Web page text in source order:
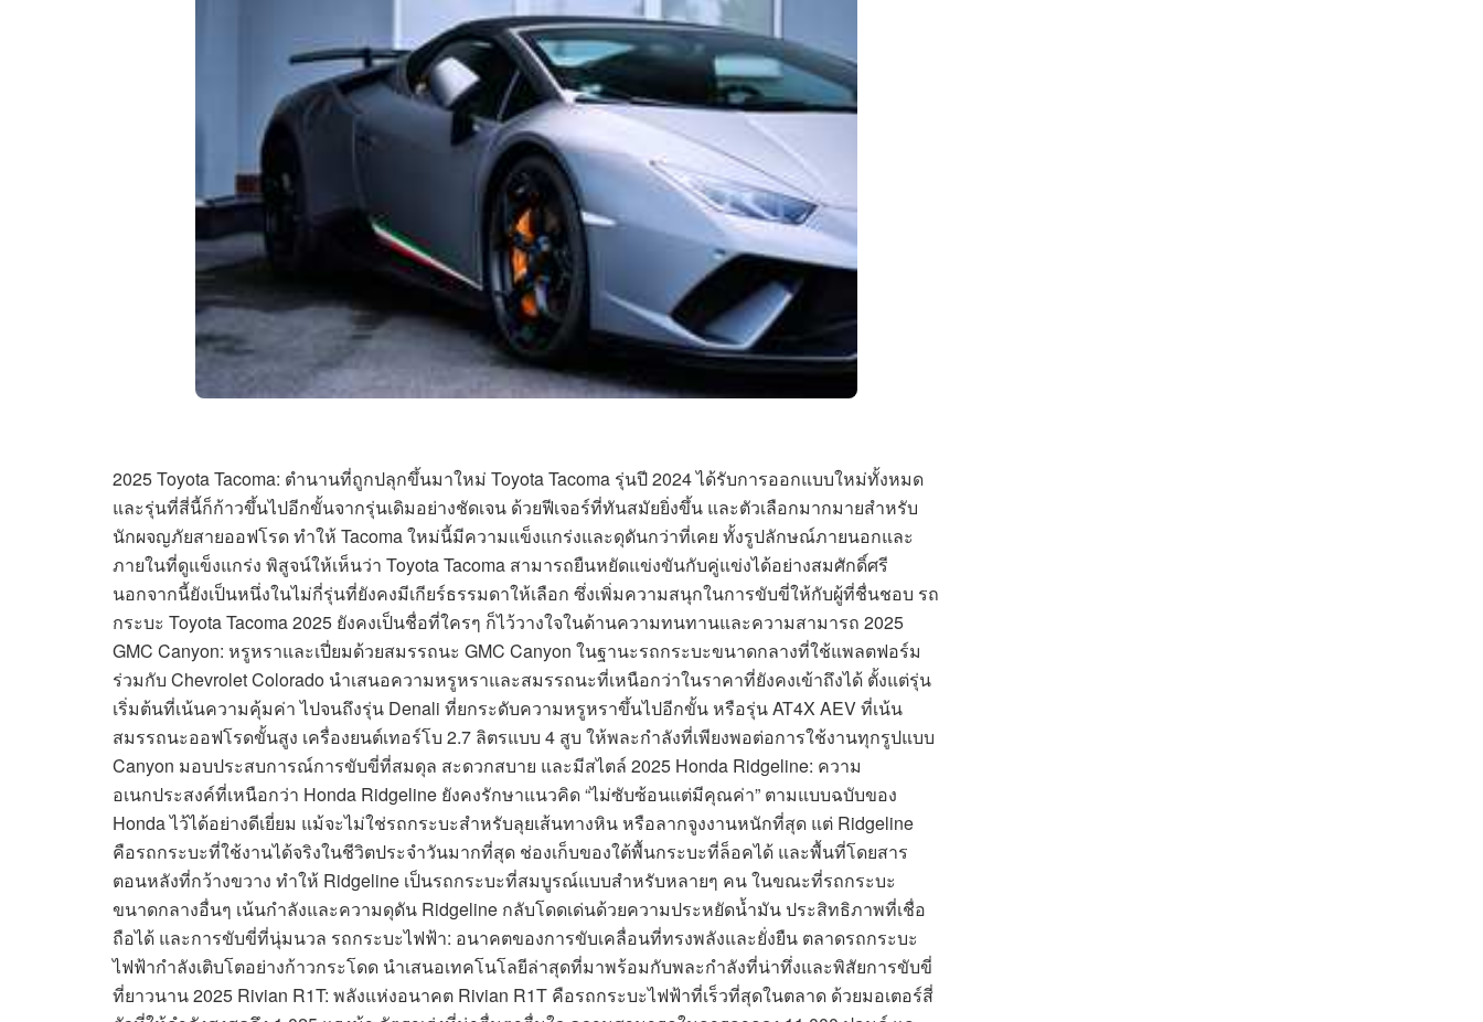
2025 Toyota Tacoma: ตำนานที่ถูกปลุกขึ้นมาใหม่ Toyota Tacoma รุ่นปี 2024 ได้รับการออกแบบใหม่ทั้งหมด
และรุ่นที่สี่นี้ก็ก้าวขึ้นไปอีกขั้นจากรุ่นเดิมอย่างชัดเจน ด้วยฟีเจอร์ที่ทันสมัยยิ่งขึ้น และตัวเลือกมากมายสำหรับ
นักผจญภัยสายออฟโรด ทำให้ Tacoma ใหม่นี้มีความแข็งแกร่งและดุดันกว่าที่เคย ทั้งรูปลักษณ์ภายนอกและ
ภายในที่ดูแข็งแกร่ง พิสูจน์ให้เห็นว่า Toyota Tacoma สามารถยืนหยัดแข่งขันกับคู่แข่งได้อย่างสมศักดิ์ศรี
นอกจากนี้ยังเป็นหนึ่งในไม่กี่รุ่นที่ยังคงมีเกียร์ธรรมดาให้เลือก ซึ่งเพิ่มความสนุกในการขับขี่ให้กับผู้ที่ชื่นชอบ รถ
กระบะ Toyota Tacoma 2025 ยังคงเป็นชื่อที่ใครๆ ก็ไว้วางใจในด้านความทนทานและความสามารถ 2025
GMC Canyon: หรูหราและเปี่ยมด้วยสมรรถนะ GMC Canyon ในฐานะรถกระบะขนาดกลางที่ใช้แพลตฟอร์ม
ร่วมกับ Chevrolet Colorado นำเสนอความหรูหราและสมรรถนะที่เหนือกว่าในราคาที่ยังคงเข้าถึงได้ ตั้งแต่รุ่น
เริ่มต้นที่เน้นความคุ้มค่า ไปจนถึงรุ่น Denali ที่ยกระดับความหรูหราขึ้นไปอีกขั้น หรือรุ่น AT4X AEV ที่เน้น
สมรรถนะออฟโรดขั้นสูง เครื่องยนต์เทอร์โบ 2.7 ลิตรแบบ 4 สูบ ให้พละกำลังที่เพียงพอต่อการใช้งานทุกรูปแบบ
Canyon มอบประสบการณ์การขับขี่ที่สมดุล สะดวกสบาย และมีสไตล์ 2025 Honda Ridgeline: ความ
อเนกประสงค์ที่เหนือกว่า Honda Ridgeline ยังคงรักษาแนวคิด “ไม่ซับซ้อนแต่มีคุณค่า” ตามแบบฉบับของ
Honda ไว้ได้อย่างดีเยี่ยม แม้จะไม่ใช่รถกระบะสำหรับลุยเส้นทางหิน หรือลากจูงงานหนักที่สุด แต่ Ridgeline
คือรถกระบะที่ใช้งานได้จริงในชีวิตประจำวันมากที่สุด ช่องเก็บของใต้พื้นกระบะที่ล็อคได้ และพื้นที่โดยสาร
ตอนหลังที่กว้างขวาง ทำให้ Ridgeline เป็นรถกระบะที่สมบูรณ์แบบสำหรับหลายๆ คน ในขณะที่รถกระบะ
ขนาดกลางอื่นๆ เน้นกำลังและความดุดัน Ridgeline กลับโดดเด่นด้วยความประหยัดน้ำมัน ประสิทธิภาพที่เชื่อ
ถือได้ และการขับขี่ที่นุ่มนวล รถกระบะไฟฟ้า: อนาคตของการขับเคลื่อนที่ทรงพลังและยั่งยืน ตลาดรถกระบะ
ไฟฟ้ากำลังเติบโตอย่างก้าวกระโดด นำเสนอเทคโนโลยีล่าสุดที่มาพร้อมกับพละกำลังที่น่าทึ่งและพิสัยการขับขี่
ที่ยาวนาน 2025 Rivian R1T: พลังแห่งอนาคต Rivian R1T คือรถกระบะไฟฟ้าที่เร็วที่สุดในตลาด ด้วยมอเตอร์สี่